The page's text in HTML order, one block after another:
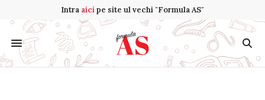
Intra aicipe site ul vechi "Formula AS"